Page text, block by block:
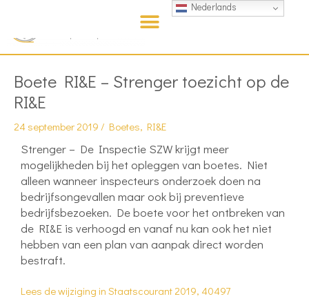
Boete RI&E – Strenger toezicht op de
RI&E
24 september 2019 / Boetes, RI&E
Strenger – De Inspectie SZW krijgt meer
mogelijkheden bij het opleggen van boetes. Niet
alleen wanneer inspecteurs onderzoek doen na
bedrijfsongevallen maar ook bij preventieve
bedrijfsbezoeken. De boete voor het ontbreken van
de RI&E is verhoogd en vanaf nu kan ook het niet
hebben van een plan van aanpak direct worden
bestraft.
Lees de wijziging in Staatscourant 2019, 40497
navigatie
Nederlands